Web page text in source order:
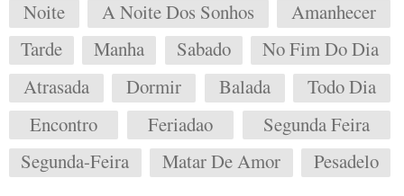
Noite A Noite Dos Sonhos
Amanhecer
Tarde
Manha Sabado
No Fim Do Dia
Atrasada
Dormir Balada
Todo Dia
Encontro
Feriadao
Segunda Feira
Segunda-Feira
Matar De Amor Pesadelo